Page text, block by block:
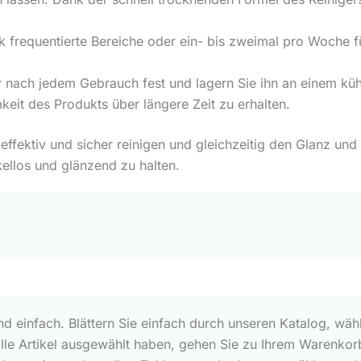
frequentierte Bereiche oder ein- bis zweimal pro Woche
nach jedem Gebrauch fest und lagern Sie ihn an einem
des Produkts über längere Zeit zu erhalten.
und sicher reinigen und gleichzeitig den Glanz
und glänzend zu halten.
einfach. Blättern Sie einfach durch unseren Katalog,
Artikel ausgewählt haben, gehen Sie zu Ihrem